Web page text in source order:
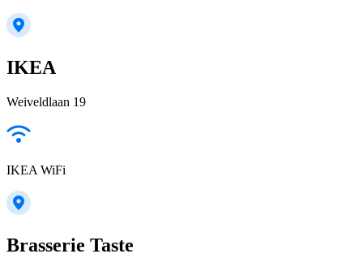
IKEA
Weiveldlaan 19
IKEA WiFi
Brasserie Taste